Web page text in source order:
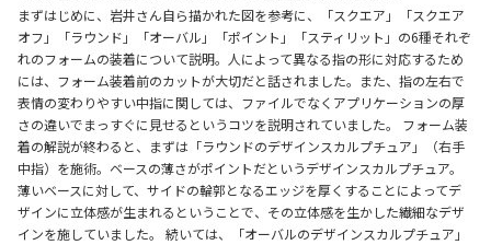
まずはじめに、岩井さん自ら描かれた図を参考に、「スクエア」「スクエア
オフ」「ラウンド」「オーバル」「ポイント」「スティリット」の6種それぞ
れのフォームの装着について説明。人によって異なる指の形に対応するため
には、フォーム装着前のカットが大切だと話されました。また、指の左右で
表情の変わりやすい中指に関しては、ファイルでなくアプリケーションの厚
さの違いでまっすぐに見せるというコツを説明されていました。 フォーム装
着の解説が終わると、まずは「ラウンドのデザインスカルプチュア」（右手
中指）を施術。ベースの薄さがポイントだというデザインスカルプチュア。
薄いベースに対して、サイドの輪郭となるエッジを厚くすることによってデ
ザインに立体感が生まれるということで、その立体感を生かした繊細なデザ
インを施していました。 続いては、「オーバルのデザインスカルプチュア」